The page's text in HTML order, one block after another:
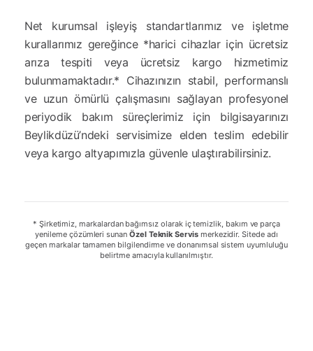
Net kurumsal işleyiş standartlarımız ve işletme
kurallarımız gereğince *harici cihazlar için ücretsiz
arıza tespiti veya ücretsiz kargo hizmetimiz
bulunmamaktadır.* Cihazınızın stabil, performanslı
ve uzun ömürlü çalışmasını sağlayan profesyonel
periyodik bakım süreçlerimiz için bilgisayarınızı
Beylikdüzü’ndeki servisimize elden teslim edebilir
veya kargo altyapımızla güvenle ulaştırabilirsiniz.
* Şirketimiz, markalardan bağımsız olarak iç temizlik, bakım ve parça
yenileme çözümleri sunan Özel Teknik Servismerkezidir. Sitede adı
geçen markalar tamamen bilgilendirme ve donanımsal sistem uyumluluğu
belirtme amacıyla kullanılmıştır.